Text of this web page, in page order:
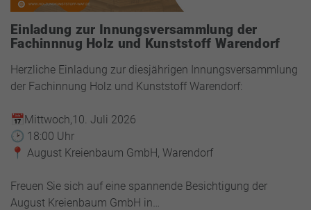
Einladung zur Innungsversammlung der
Fachinnnug Holz und Kunststoff Warendorf
Herzliche Einladung zur diesjährigen Innungsversammlung
der Fachinnung Holz und Kunststoff Warendorf:
📅Mittwoch,10. Juli 2026
🕑 18:00 Uhr
📍 August Kreienbaum GmbH, Warendorf
Freuen Sie sich auf eine spannende Besichtigung der
August Kreienbaum GmbH in…